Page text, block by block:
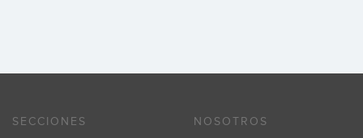
SECCIONES NOSOTROS